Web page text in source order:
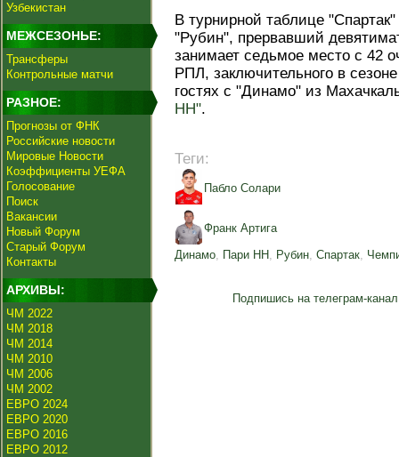
Узбекистан
МЕЖСЕЗОНЬЕ:
Трансферы
Контрольные матчи
РАЗНОЕ:
Прогнозы от ФНК
Российские новости
Мировые Новости
Коэффициенты УЕФА
Голосование
Поиск
Вакансии
Новый Форум
Старый Форум
Контакты
АРХИВЫ:
ЧМ 2022
ЧМ 2018
ЧМ 2014
ЧМ 2010
ЧМ 2006
ЧМ 2002
ЕВРО 2024
ЕВРО 2020
ЕВРО 2016
ЕВРО 2012
В турнирной таблице
"Рубин", прервавший
занимает седьмое место с 42
РПЛ, заключительного в
гостях с "Динамо" из
НН".
Теги:
Пабло Солари
Франк Артига
Динамо, Пари НН , Рубин, Спартак,
Подпишись на телеграм-